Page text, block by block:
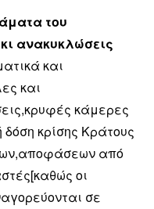
του
ανακυκλώσεις
και
και
κάμερες
κρίσης Κράτους
από
οι
σε